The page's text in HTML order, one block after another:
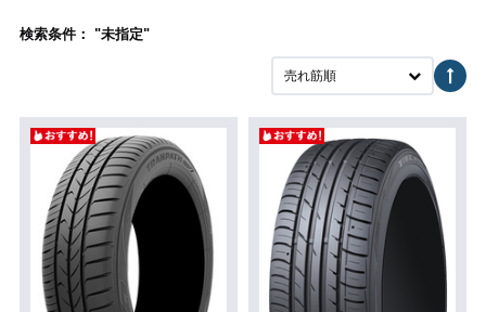
検索条件： "未指定"
売れ筋順